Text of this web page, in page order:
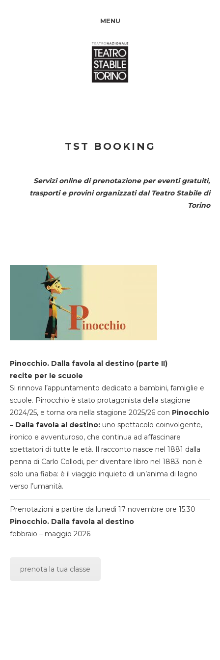
MENU
TST BOOKING
Servizi online di prenotazione per eventi gratuiti,
trasporti e provini organizzati dal Teatro Stabile di
Torino
Pinocchio. Dalla favola al destino (parte II)
recite per le scuole
Si rinnova l’appuntamento dedicato a bambini, famiglie e
scuole. Pinocchio è stato protagonista della stagione
2024/25, e torna ora nella stagione 2025/26 con Pinocchio
– Dalla favola al destino: uno spettacolo coinvolgente,
ironico e avventuroso, che continua ad affascinare
spettatori di tutte le età. Il racconto nasce nel 1881 dalla
penna di Carlo Collodi, per diventare libro nel 1883. non è
solo una fiaba: è il viaggio inquieto di un’anima di legno
verso l’umanità.
Prenotazioni a partire da lunedi 17 novembre ore 15.30
Pinocchio. Dalla favola al destino
febbraio – maggio 2026
prenota la tua classe